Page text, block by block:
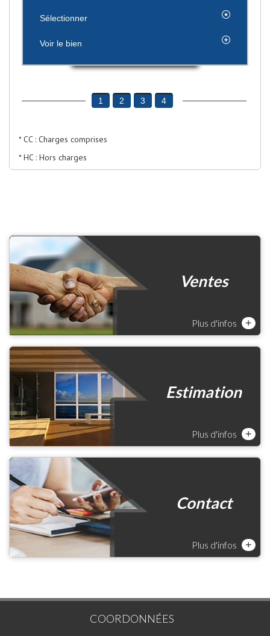
Sélectionner
Voir le bien
1 2 3 4
* CC : Charges comprises
* HC : Hors charges
Ventes
Plus d'infos +
Estimation
Plus d'infos +
Contact
Plus d'infos +
COORDONNÉES